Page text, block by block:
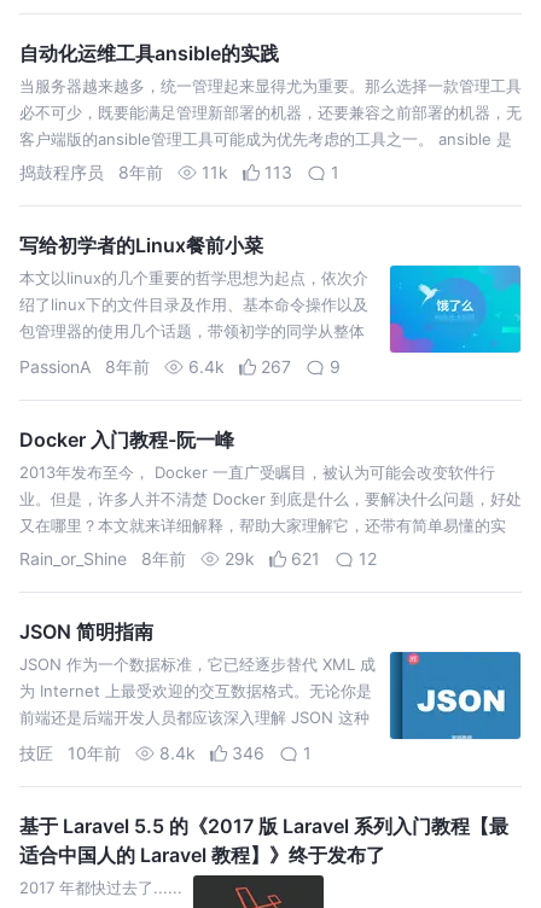
自动化运维工具ansible的实践
当服务器越来越多，统一管理起来显得尤为重要。那么选择一款管理工具
必不可少，既要能满足管理新部署的机器，还要兼容之前部署的机器，无
客户端版的ansible管理工具可能成为优先考虑的工具之一。 ansible 是
一款自动化运维工具，能够解决我们在it工作中，一遍又一遍执行相同任
捣鼓程序员 8年前 11k 113 1
写给初学者的Linux餐前小菜
本文以linux的几个重要的哲学思想为起点，依次介
绍了linux下的文件目录及作用、基本命令操作以及
包管理器的使用几个话题，带领初学的同学从整体
上感受一下linux的轮廓。 除了普通文件，诸如目
PassionA 8年前 6.4k 267 9
Docker 入门教程-阮一峰
2013年发布至今， Docker 一直广受瞩目，被认为可能会改变软件行
业。但是，许多人并不清楚 Docker 到底是什么，要解决什么问题，好处
又在哪里？本文就来详细解释，帮助大家理解它，还带有简单易懂的实
例，教你如何将它用于日常开发。
Rain_or_Shine 8年前 29k 621 12
JSON 简明指南
JSON 作为一个数据标准，它已经逐步替代 XML 成
为 Internet 上最受欢迎的交互数据格式。无论你是
前端还是后端开发人员都应该深入理解 JSON 这种
数据交换标准
技匠 10年前 8.4k 346 1
基于 Laravel 5.5 的《2017 版 Laravel 系列入门教程【最
适合中国人的 Laravel 教程】》终于发布了
2017 年都快过去了......